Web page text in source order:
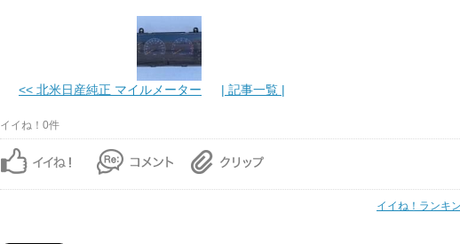
<< 北米日産純正 マイルメーター | 記事一覧 |
イイね！0件
イイね！ランキ